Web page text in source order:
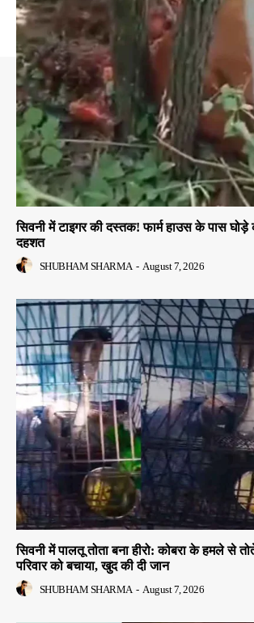
सिवनी में टाइगर की दस्तक! फार्म हाउस के पास
दहशत
SHUBHAM SHARMA - August 7, 2026
सिवनी में पालतू तोता बना हीरो: कोबरा के हमले से
परिवार को बचाया, खुद की दी जान
SHUBHAM SHARMA - August 7, 2026